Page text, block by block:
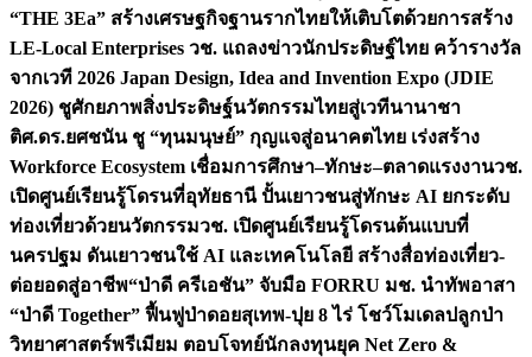
“THE 3Ea” สร้างเศรษฐกิจฐานรากไทยให้เติบโตด้วยการสร้าง
LE-Local Enterprises วช. แถลงข่าวนักประดิษฐ์ไทย คว้ารางวัล
จากเวที 2026 Japan Design, Idea and Invention Expo (JDIE
2026) ชูศักยภาพสิ่งประดิษฐ์นวัตกรรมไทยสู่เวทีนานาชา
ติศ.ดร.ยศชนัน ชู “ทุนมนุษย์” กุญแจสู่อนาคตไทย เร่งสร้าง
Workforce Ecosystem เชื่อมการศึกษา–ทักษะ–ตลาดแรงงานวช.
เปิดศูนย์เรียนรู้โดรนที่อุทัยธานี ปั้นเยาวชนสู่ทักษะ AI ยกระดับ
ท่องเที่ยวด้วยนวัตกรรมวช. เปิดศูนย์เรียนรู้โดรนต้นแบบที่
นครปฐม ดันเยาวชนใช้ AI และเทคโนโลยี สร้างสื่อท่องเที่ยว-
ต่อยอดสู่อาชีพ“ป่าดี ครีเอชัน” จับมือ FORRU มช. นำทัพอาสา
“ป่าดี Together” ฟื้นฟูป่าดอยสุเทพ-ปุย 8 ไร่ โชว์โมเดลปลูกป่า
วิทยาศาสตร์พรีเมียม ตอบโจทย์นักลงทุนยุค Net Zero &